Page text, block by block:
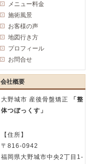
メニュー料金
施術風景
お客様の声
地図行き方
プロフィール
お問合せ
会社概要
大野城市 産後骨盤矯正
「整
体つぼっくす」
【住所】
〒816-0942
福岡県大野城市中央2丁目1-